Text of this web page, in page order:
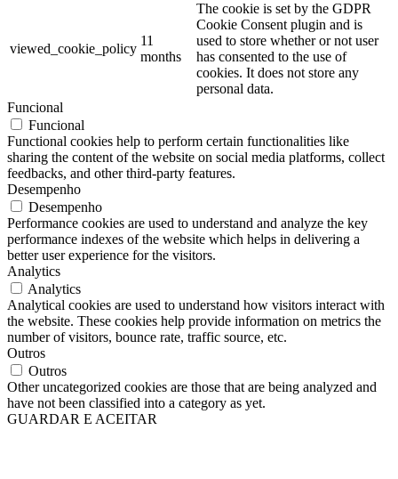
viewed_cookie_policy
11
months
The cookie is set by the GDPR
Cookie Consent plugin and is
used to store whether or not user
has consented to the use of
cookies. It does not store any
personal data.
Funcional
Funcional
Functional cookies help to perform certain functionalities like
sharing the content of the website on social media platforms, collect
feedbacks, and other third-party features.
Desempenho
Desempenho
Performance cookies are used to understand and analyze the key
performance indexes of the website which helps in delivering a
better user experience for the visitors.
Analytics
Analytics
Analytical cookies are used to understand how visitors interact with
the website. These cookies help provide information on metrics the
number of visitors, bounce rate, traffic source, etc.
Outros
Outros
Other uncategorized cookies are those that are being analyzed and
have not been classified into a category as yet.
GUARDAR E ACEITAR